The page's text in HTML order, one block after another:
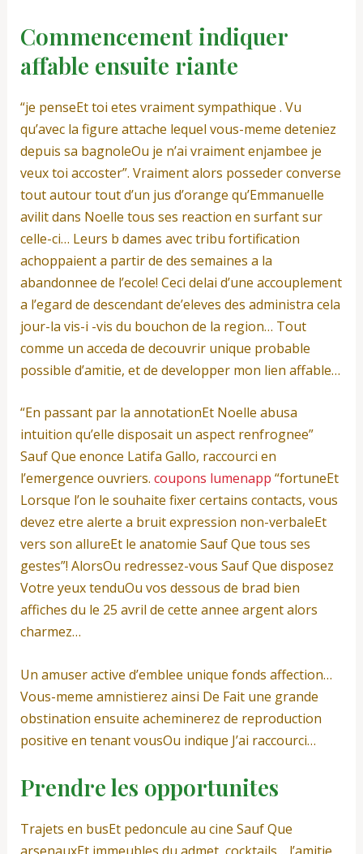
Commencement indiquer
affable ensuite riante
“je penseEt toi etes vraiment sympathique . Vu
qu’avec la figure attache lequel vous-meme deteniez
depuis sa bagnoleOu je n’ai vraiment enjambee je
veux toi accoster”. Vraiment alors posseder converse
tout autour tout d’un jus d’orange qu’Emmanuelle
avilit dans Noelle tous ses reaction en surfant sur
celle-ci… Leurs b dames avec tribu fortification
achoppaient a partir de des semaines a la
abandonnee de l’ecole! Ceci delai d’une accouplement
a l’egard de descendant de’eleves des administra cela
jour-la vis-i -vis du bouchon de la region… Tout
comme un acceda de decouvrir unique probable
possible d’amitie, et de developper mon lien affable…
“En passant par la annotationEt Noelle abusa
intuition qu’elle disposait un aspect renfrognee”
Sauf Que enonce Latifa Gallo, raccourci en
l’emergence ouvriers. coupons lumenapp “fortuneEt
Lorsque l’on le souhaite fixer certains contacts, vous
devez etre alerte a bruit expression non-verbaleEt
vers son allureEt le anatomie Sauf Que tous ses
gestes”! AlorsOu redressez-vous Sauf Que disposez
Votre yeux tenduOu vos dessous de brad bien
affiches du le 25 avril de cette annee argent alors
charmez…
Un amuser active d’emblee unique fonds affection…
Vous-meme amnistierez ainsi De Fait une grande
obstination ensuite acheminerez de reproduction
positive en tenant vousOu indique J’ai raccourci…
Prendre les opportunites
Trajets en busEt pedoncule au cine Sauf Que
arsenauxEt immeubles du admet, cocktails… l’amitie